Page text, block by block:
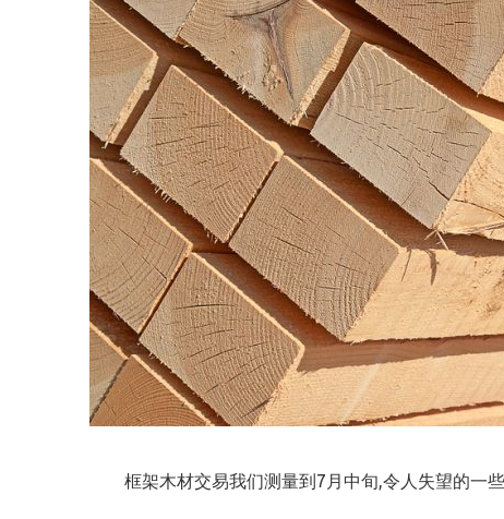
框架木材交易我们测量到7月中旬,令人失望的一